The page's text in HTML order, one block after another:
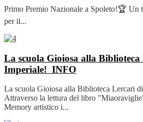
Primo Premio Nazionale a Spoleto!🏆 Un
per il...
La scuola Gioiosa alla
Imperiale! INFO
La scuola Gioiosa alla Biblioteca Lercari
Attraverso la lettura del libro
Memory artistico i...